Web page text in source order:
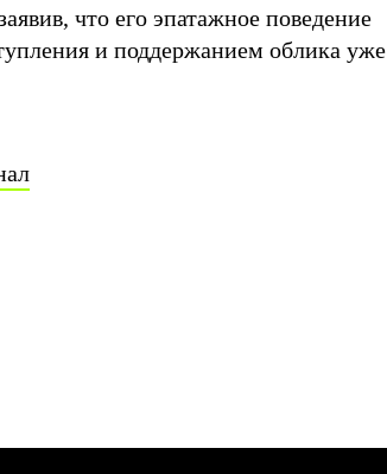
что его эпатажное поведение
и поддержанием облика уже